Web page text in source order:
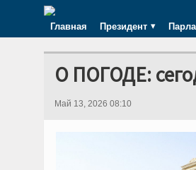
Главная Президент
О ПОГОДЕ:
Май 13, 2026 08:10